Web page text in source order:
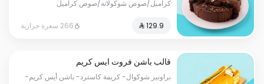
كراميل/صوص شوكولاته/صوص كراميل
266 سعرة حرارية
قالب باشن فروت ايس كريم
براونيز شوكوال- كريمة كاسترد- باشن أيس كريم-